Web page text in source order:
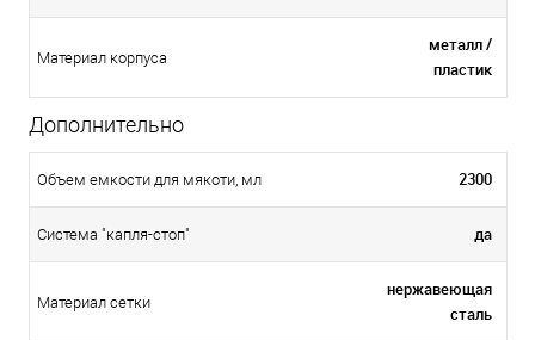
Материал корпуса
металл /
пластик
Дополнительно
Объем емкости для мякоти, мл 2300
Система "капля-стоп" да
Материал сетки
нержавеющая
сталь